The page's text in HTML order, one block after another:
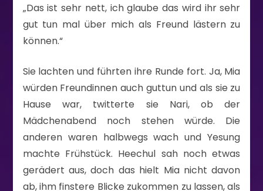
„Das ist sehr nett, ich glaube das wird ihr sehr
gut tun mal über mich als Freund lästern zu
können.“
Sie lachten und führten ihre Runde fort. Ja, Mia
würden Freundinnen auch guttun und als sie zu
Hause war, twitterte sie Nari, ob der
Mädchenabend noch stehen würde. Die
anderen waren halbwegs wach und Yesung
machte Frühstück. Heechul sah noch etwas
gerädert aus, doch das hielt Mia nicht davon
ab, ihm finstere Blicke zukommen zu lassen, als